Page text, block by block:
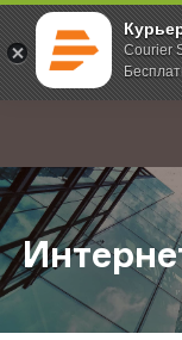
Courier
; Главная О